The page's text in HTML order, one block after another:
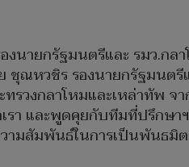
งนายกรัฐมนตรีและ รมว.กล
ชุณหวชิร รองนายกรัฐมนตรี
รวงกลาโหมและเหล่าทัพ จ
า และพูดคุยกับทีมที่ปรึกษา
วามสัมพันธ์ในการเป็นพันธมิ